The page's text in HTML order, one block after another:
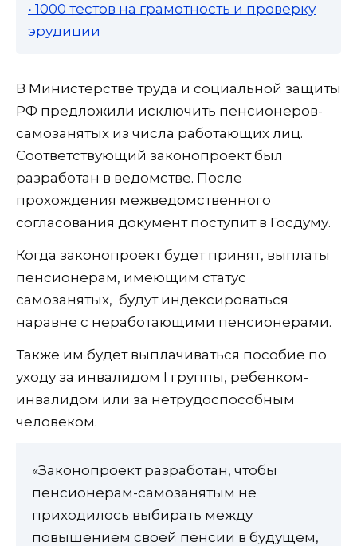
• 1000 тестов на грамотность и проверку
эрудиции
В Министерстве труда и социальной защиты
РФ предложили исключить пенсионеров-
самозанятых из числа работающих лиц.
Соответствующий законопроект был
разработан в ведомстве. После
прохождения межведомственного
согласования документ поступит в Госдуму.
Когда законопроект будет принят, выплаты
пенсионерам, имеющим статус
самозанятых, будут индексироваться
наравне с неработающими пенсионерами.
Также им будет выплачиваться пособие по
уходу за инвалидом I группы, ребенком-
инвалидом или за нетрудоспособным
человеком.
«Законопроект разработан, чтобы
пенсионерам-самозанятым не
приходилось выбирать между
повышением своей пенсии в будущем,